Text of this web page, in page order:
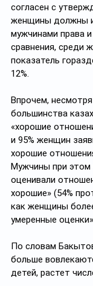
согласен с
женщины должны
мужчинами права
сравнения, среди
показатель
12%.
Впрочем,
большинства
«хорошие
и 95% женщин
хорошие
Мужчины при
оценивали
хорошие» (54%
как женщины
умеренные
По словам
больше
детей, растет